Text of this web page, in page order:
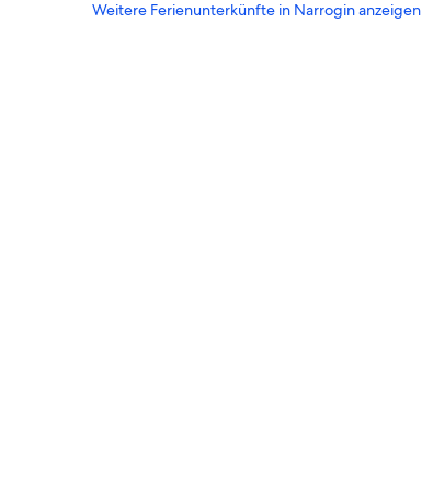
Weitere Ferienunterkünfte in Narrogin anzeigen